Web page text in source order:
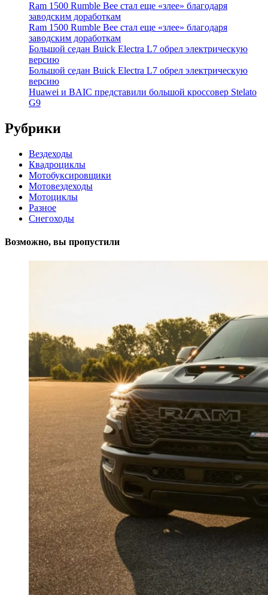
Ram 1500 Rumble Bee стал еще «злее» благодаря
заводским доработкам
Ram 1500 Rumble Bee стал еще «злее» благодаря
заводским доработкам
Большой седан Buick Electra L7 обрел электрическую
версию
Большой седан Buick Electra L7 обрел электрическую
версию
Huawei и BAIC представили большой кроссовер Stelato
G9
Рубрики
Вездеходы
Квадроциклы
Мотобуксировщики
Мотовездеходы
Мотоциклы
Разное
Снегоходы
Возможно, вы пропустили